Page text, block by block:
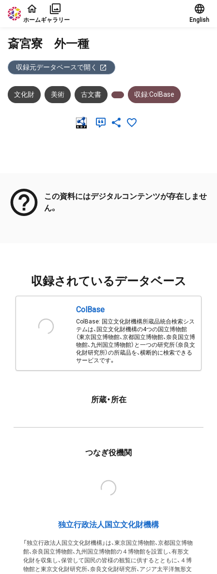
本文に飛ぶ
ホームギャラリー English
斎宮寮 外一種
収録元データベースで開く
文化財 美術 古文書 収録:ColBase
この資料にはデジタルコンテンツが存在しませ
ん。
収録されているデータベース
ColBase
ColBase: 国立文化財機構所蔵品統合検索シス
テムは、国立文化財機構の4つの国立博物館
（東京国立博物館、京都国立博物館、奈良国立博
物館、九州国立博物館）と一つの研究所（奈良文
化財研究所）の所蔵品を、横断的に検索できる
サービスです。
所蔵・所在
つなぎ役機関
独立行政法人国立文化財機構
「独立行政法人国立文化財機構」は、東京国立博物館、京都国立博物
館、奈良国立博物館、九州国立博物館の４博物館を設置し、有形文
化財を収集し、保管して国民の皆様の観覧に供するとともに、４博
物館と東京文化財研究所、奈良文化財研究所、アジア太平洋無形文